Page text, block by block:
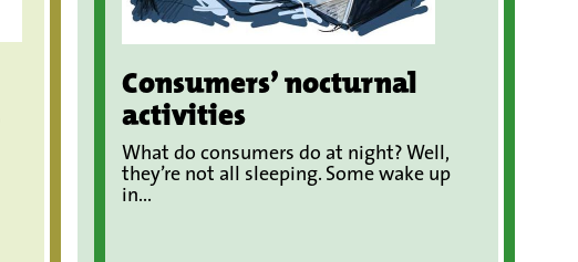
Consumers’ nocturnal
activities
What do consumers do at night? Well,
they’re not all sleeping. Some wake up
in...